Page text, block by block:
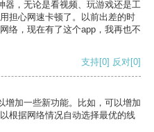
器，无论是看视频、玩游戏还是工
担心网速卡顿了。以前出差的时
络，现在有了这个app，我再也不
支持[0] 反对[0]
增加一些新功能。比如，可以增加
根据网络情况自动选择最优的线